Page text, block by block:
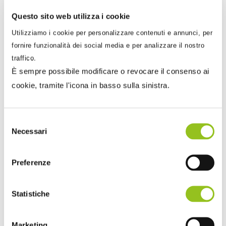
Questo sito web utilizza i cookie
Utilizziamo i cookie per personalizzare contenuti e annunci, per
fornire funzionalità dei social media e per analizzare il nostro
traffico.
È sempre possibile modificare o revocare il consenso ai
cookie, tramite l'icona in basso sulla sinistra.
delNecessari
Preferenze
Statistiche
73, comma 1 del citato testo unico. Ai fini
disposto agli artt. 59 e 89 del medesimo testo
unico”.
7. Nuovo metodo di calcolo degli
prevede che, per l’anno 2024,
imposte venga determinato
senza tenere conto di una eventuale adesione al
Laddove il contribuente esprima adesione, il
2